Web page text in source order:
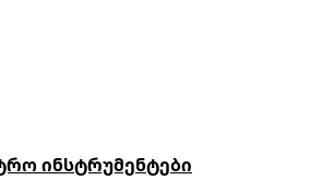
ინსტრუმენტები